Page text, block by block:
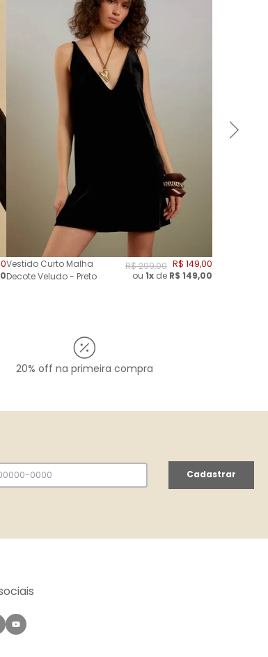
Vestido Curto Malha
Decote Veludo - Preto
R$299,00 R$ 149,00
ou 1x de R$ 149,00
20% off na primeira compra
Cadastrar